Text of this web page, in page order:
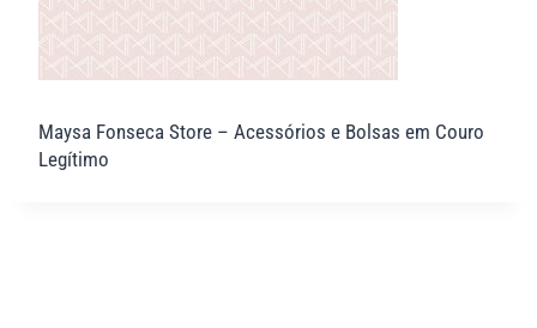
Maysa Fonseca Store – Acessórios e Bolsas em Couro
Legítimo